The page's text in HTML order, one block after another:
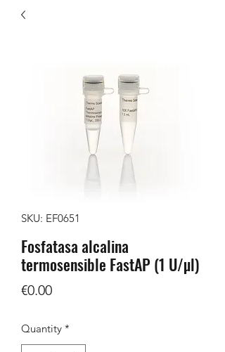
SKU: EF0651
Fosfatasa alcalina
termosensible FastAP (1 U/µl)
€0.00Price
Quantity *